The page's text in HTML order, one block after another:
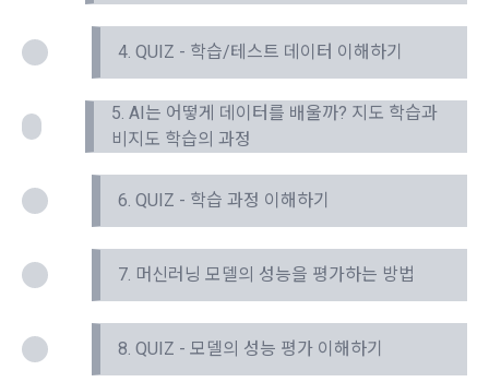
서비스 내용은 다음 각 호와 같다.
나. 교육
다. 인재풀 등록 서비스
라. 커리어 개발과 대회와 관련된 교육 제반 서비스
마. 기타 "회사"가 추가 개발하거나 제휴계약 등을 통해 "회원"에
게 제공하는 일체의 서비스
2. "회사"는 필요한 경우 서비스의 내용을 추가 또는 변경할 수
있다. 단, 이 경우 "회사"는 추가 또는 변경내용을 "회원"에게 공
지해야 한다.
3. 서비스의 이용은 “회사”의 업무상 또는 기술상 특별한 지장이
에서 자동으로 생성되어 수집될 수 있습니다.
4. 수집한 개인정보의 이용
데이콘 및 데이콘 관련 제반 서비스(모바일 웹/앱 포함)의 회원
등 아래의 목적으로만 개인정보를 이용합니다.
자 식별, 회원탈퇴 의사의 확인 등 회원관리를 위하여 개인정보
를 이용합니다.
콘텐츠 등 기존 서비스 제공(광고 포함)에 더하여, 인구통계학적
4. QUIZ - 학습/테스트 데이터 이해하기
5. AI는 어떻게 데이터를 배울까? 지도 학습과
비지도 학습의 과정
6. QUIZ - 학습 과정 이해하기
7. 머신러닝 모델의 성능을 평가하는 방법
8. QUIZ - 모델의 성능 평가 이해하기